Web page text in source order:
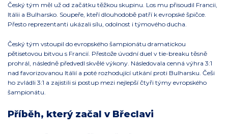
Český tým měl už od začátku těžkou skupinu. Los mu přisoudil Francii,
Itálii a Bulharsko. Soupeře, kteří dlouhodobě patří k evropské špičce.
Přesto reprezentanti ukázali sílu, odolnost i týmového ducha.
Český tým vstoupil do evropského šampionátu dramatickou
pětisetovou bitvou s Francií. Přestože úvodní duel v tie-breaku těsně
prohrál, následně předvedl skvělé výkony. Následovala cenná výhra 3:1
nad favorizovanou Itálií a poté rozhodující utkání proti Bulharsku. Češi
ho zvládli 3:1 a zajistili si postup mezi nejlepší čtyři týmy evropského
šampionátu.
Příběh, který začal v Břeclavi